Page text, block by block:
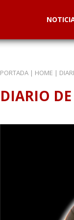
PORTADA | HOME |
DIARIO